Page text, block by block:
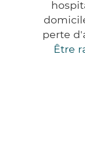
perte
Être